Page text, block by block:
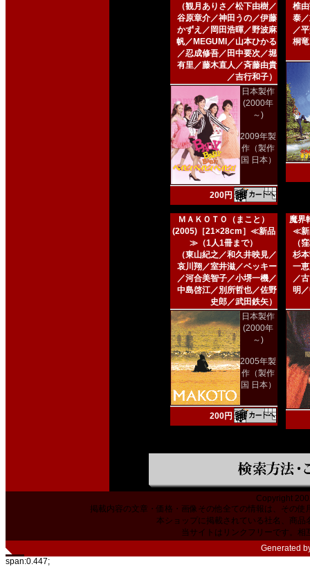
（観月ありさ／松下由樹／
谷原章介／神田うの／伊藤
かずえ／岡田浩暉／野波麻
帆／MEGUMI／山本ひかる
／忍成修吾／田中要次／堀
有里／藤木直人／斉藤由貴
／吉行和子）
日本製作
(2000年
～)
2009年製
作（製作
国 日本）
200円
椎
泰
／
桐
ＭＡＫＯＴＯ（まこと）
(2005)［21×28cm］≪新品
≫（1人1冊まで）
（東山紀之／和久井映見／
哀川翔／室井滋／ベッキー
／河合美智子／小堺一機／
中島啓江／別所哲也／佐野
史郎／武田鉄矢）
日本製作
(2000年
～)
2005年製
作（製作
国 日本）
200円
魔界
≪新
（
杉
一
／
明
Copyright
掲載内容の文章・価格・画像その他全ての情報は、その
本ショップに掲載されている社名、商
当サイトはリンクフリーです。相
Generated
span:0.447;